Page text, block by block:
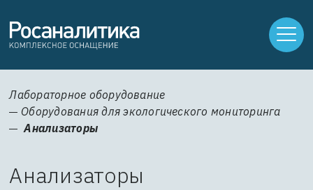
Лабораторное оборудование
Оборудования для экологического мониторинга
Анализаторы
Анализаторы